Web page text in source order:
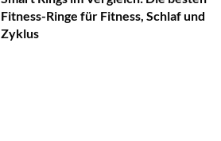
Fitness-Ringe für Fitness, Schlaf und
Zyklus